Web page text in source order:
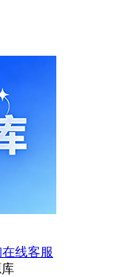
线客服